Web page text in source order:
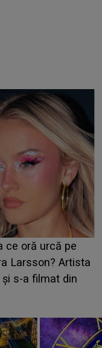
"Casa Iubirii" l-a
ESTE
se în fața
"Am